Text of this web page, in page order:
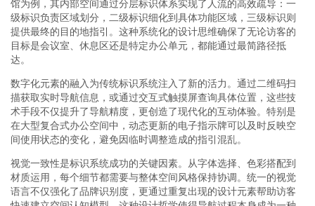
馆为例，其内部空间通过分层标识体系实现了人流的高效疏导：一
级标识负责区域划分，二级标识细化到具体功能区域，三级标识则
提供最终的目的地指引。这种系统化的设计思维确保了无论访客的
目标是会议室、休息区还是特定办公单元，都能通过最简路径抵
达。
数字化元素的融入为传统标识系统注入了新的活力。通过二维码扫
描获取实时导航信息，或通过交互式触摸屏查询具体位置，这些技
术手段不仅提升了导航精度，更创造了现代化的互动体验。特别是
在大型复合式办公空间中，动态更新的电子指示牌可以及时反映空
间使用状态的变化，避免因临时调整造成的指引混乱。
视觉一致性是标识系统成功的关键因素。从字体选择、色彩搭配到
材质运用，每个细节都需要与整体空间风格保持协调。统一的视觉
语言不仅强化了品牌识别度，更通过重复出现的设计元素帮助访客